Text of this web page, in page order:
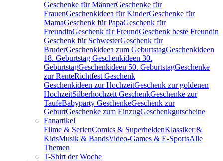
Geschenke für MännerGeschenke für
FrauenGeschenkideen für KinderGeschenke für
MamaGeschenk für PapaGeschenk für
FreundinGeschenk für FreundGeschenk beste Freundin
Geschenk für SchwesterGeschenk für
BruderGeschenkideen zum GeburtstagGeschenkideen
18. Geburtstag Geschenkideen 30.
GeburtstagGeschenkideen 50. GeburtstagGeschenke
zur RenteRichtfest Geschenk
Geschenkideen zur HochzeitGeschenk zur goldenen
HochzeitSilberhochzeit GeschenkGeschenke zur
TaufeBabyparty GeschenkeGeschenk zur
GeburtGeschenke zum EinzugGeschenkgutscheine
Fanartikel
Filme & SerienComics & SuperheldenKlassiker &
KidsMusik & BandsVideo-Games & E-SportsAlle
Themen
T-Shirt der Woche